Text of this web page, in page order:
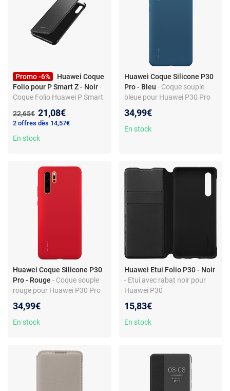
Promo -6%
Huawei Coque
Folio pour P Smart Z - Noir-
Coque Folio Huawei P Smart
Huawei - Protection
uniformisée
Ancien prix :
22,65€ Nouveau prix :
21,08€
2 offres dès 14,57€
En stock
Huawei Coque Silicone P30
Pro - Bleu - Coque souple
bleue pour Huawei P30 Pro
34,99€
En stock
Huawei Coque Silicone P30
Pro - Rouge - Coque souple
rouge pour Huawei P30 Pro
34,99€
En stock
Huawei Etui Folio P30 - Noir
- Etui avec rabat noir pour
Huawei P30
15,83€
En stock